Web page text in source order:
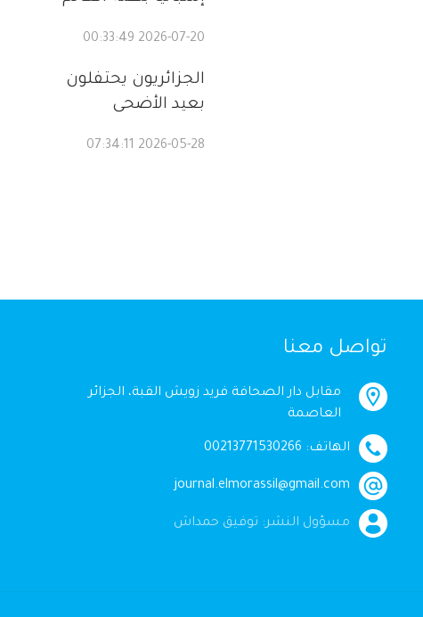
2026-07-20 00:33:49
الجزائريون يحتفلون
بعيد الأضحى
2026-05-28 07:34:11
تواصل معنا
مقابل دار الصحافة فريد زويش القبة، الجزائر
العاصمة
الهاتف: 00213771530266
journal.elmorassil@gmail.com
مسؤول النشر: توفيق حمداش